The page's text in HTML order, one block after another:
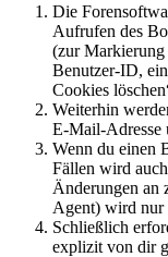
Die
Aufrufen des
(zur Markierung
Benutzer-ID,
Cookies
Weiterhin
E-Mail-Adresse
Wenn du einen
Fällen wird
Änderungen an
Agent) wird nur
Schließlich
explizit von dir